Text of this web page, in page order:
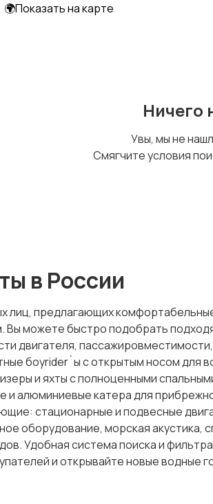
🌍Показать на карте
Ничего
Увы, мы не
Смягчите условия
в России
предлагающих
Вы можете быстро подобрать
двигателя,
боуrider`ы с открытым носом для
и яхты с полноценными
алюминиевые катера для
стационарные и подвесные
оборудование, морская акустика,
Удобная система поиска и
и открывайте новые водные